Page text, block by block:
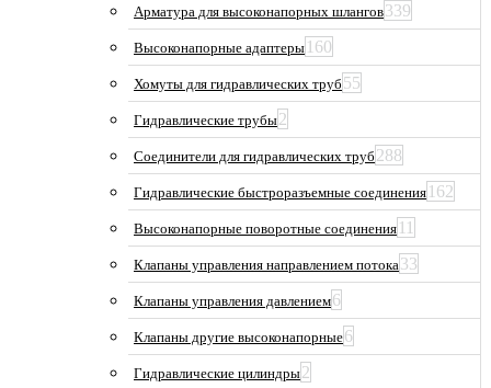
Арматура для высоконапорных шлангов339
Высоконапорные адаптеры 160
Хомуты для гидравлических труб 55
Гидравлические трубы2
Соединители для гидравлических труб 288
Гидравлические быстроразъемные соединения 162
Высоконапорные поворотные соединения 11
Клапаны управления направлением потока33
Клапаны управления давлением6
Клапаны другие высоконапорные6
Гидравлические цилиндры2